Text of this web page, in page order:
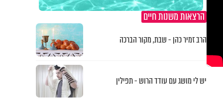
הרצאות משנות חיים
הרב זמיר כהן - שבת, מקור הברכה
יש לי מושג עם עודד הרוש - תפילין